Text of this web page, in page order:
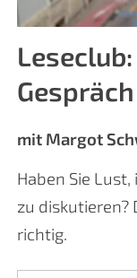
Gespräch
mit Margot
Haben Sie
zu diskutieren?
richtig.